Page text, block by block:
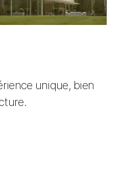
unique, bien